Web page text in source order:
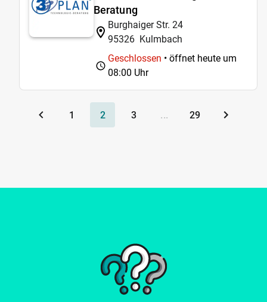
Beratung
Burghaiger Str. 24
95326 Kulmbach
Geschlossen • öffnet heute um
08:00 Uhr
1 2 3 ... 29